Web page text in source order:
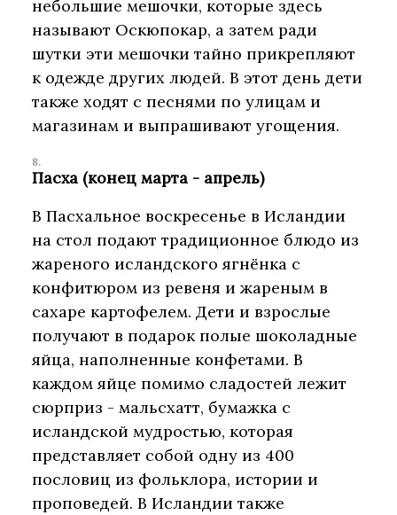
небольшие мешочки, которые здесь
называют Оскюпокар, а затем ради
шутки эти мешочки тайно прикрепляют
к одежде других людей. В этот день дети
также ходят с песнями по улицам и
магазинам и выпрашивают угощения.
Пасха (конец марта - апрель)
В Пасхальное воскресенье в Исландии
на стол подают традиционное блюдо из
жареного исландского ягнёнка с
конфитюром из ревеня и жареным в
сахаре картофелем. Дети и взрослые
получают в подарок полые шоколадные
яйца, наполненные конфетами. В
каждом яйце помимо сладостей лежит
сюрприз - мальсхатт, бумажка с
исландской мудростью, которая
представляет собой одну из 400
пословиц из фольклора, истории и
проповедей. В Исландии также